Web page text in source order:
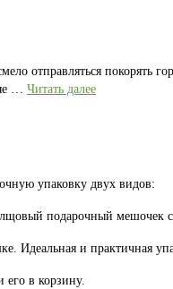
отправляться покорять
… Читать далее
упаковку двух видов:
подарочный
Идеальная и практичная
его в корзину.